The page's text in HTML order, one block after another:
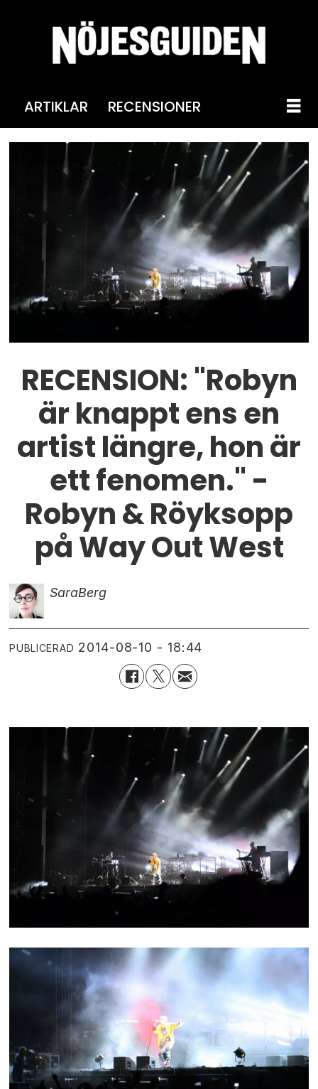
ARTIKLAR RECENSIONER
RECENSION: "Robyn
är knappt ens en
artist längre, hon är
ett fenomen." -
Robyn & Röyksopp
på Way Out West
SaraBerg
PUBLICERAD 2014-08-10 - 18:44